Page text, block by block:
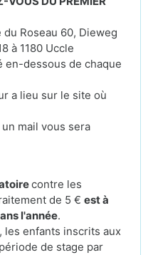
Roseau 60, Dieweg
à 1180 Uccle
en-dessous de chaque
a lieu sur le site où
mail vous sera
contre les
de 5 € est à
l'année.
les enfants inscrits aux
de stage par